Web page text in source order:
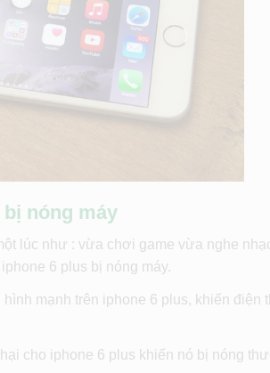
nóng máy
lúc như : vừa chơi game vừa nghe
6 plus bị nóng máy.
mạnh trên iphone 6 plus, khiến điện
cho iphone 6 plus khiến nó bị nóng